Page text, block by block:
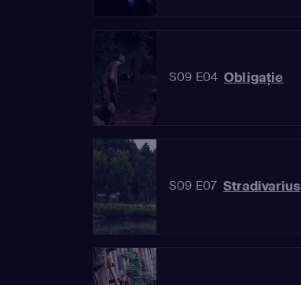
S09 E04 Obligaţie
S09 E07 Stradivarius